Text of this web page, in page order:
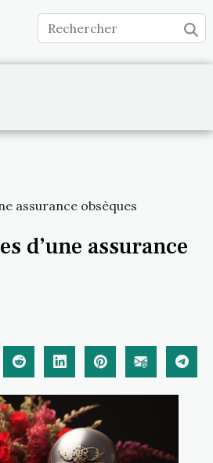
assurance obsèques
d’une assurance